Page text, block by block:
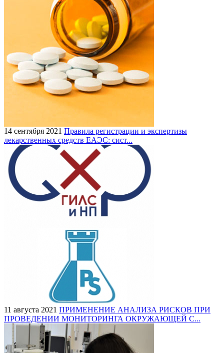
14 сентября 2021 Правила регистрации и экспертизы
лекарственных средств ЕАЭС: сист...
11 августа 2021 ПРИМЕНЕНИЕ АНАЛИЗА РИСКОВ ПРИ
ПРОВЕДЕНИИ МОНИТОРИНГА ОКРУЖАЮЩЕЙ С...